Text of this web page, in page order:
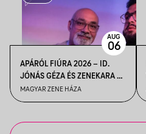
APÁRÓL FIÚRA 2026 – ID.
JÓNÁS GÉZA ÉS ZENEKARA &
IFJ. JÓNÁS GÉZA ÉS
ZENEKARA, VENDÉG: ROBY
MAGYAR ZENE HÁZA
AUG
06